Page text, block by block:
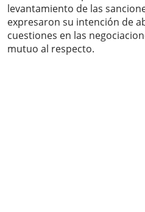
levantamiento de las
expresaron su intención de
cuestiones en las
mutuo al respecto.